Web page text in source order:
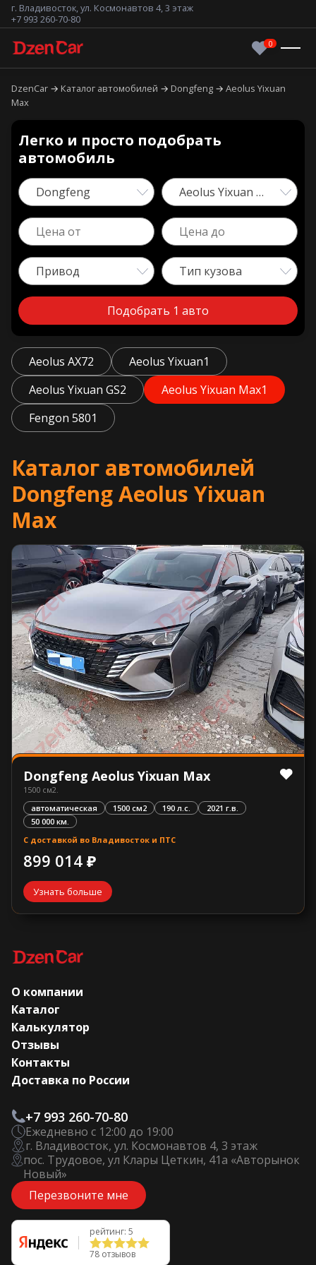
г. Владивосток, ул. Космонавтов 4, 3 этаж
+7 993 260-70-80
DzenCar Каталог автомобилей Dongfeng
Aeolus Yixuan
Max
Легко и просто подобрать
автомобиль
Dongfeng Aeolus Yixuan Max
Привод Тип кузова
Подобрать 1 авто
Aeolus AX72 Aeolus Yixuan1
Aeolus Yixuan GS2 Aeolus Yixuan Max1
Fengon 5801
Каталог автомобилей
Dongfeng Aeolus Yixuan
Max
Dongfeng Aeolus Yixuan Max
1500 см2.
автоматическая
1500 см2 190 л.с.
2021 г.в.
50 000 км.
С доставкой во Владивосток и ПТС
899 014 ₽
Узнать больше
О компании
Каталог
Калькулятор
Отзывы
Контакты
Доставка по России
+7 993 260-70-80
Ежедневно с 12:00 до 19:00
г. Владивосток, ул. Космонавтов 4, 3 этаж
пос. Трудовое, ул Клары Цеткин, 41а «Авторынок
Новый»
Перезвоните мне
рейтинг: 5
78 отзывов